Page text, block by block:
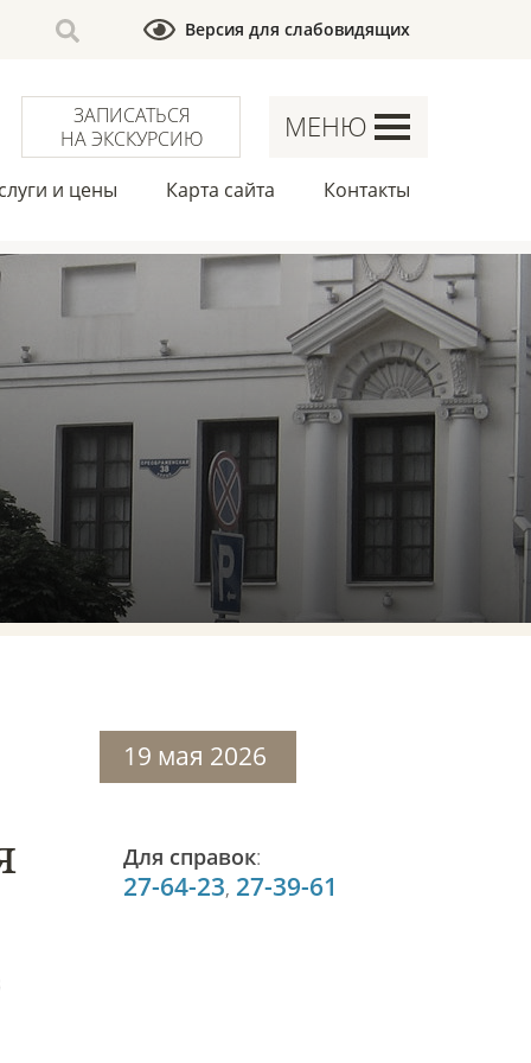
Версия для слабовидящих
ЗАПИСАТЬСЯ
НА ЭКСКУРСИЮ
МЕНЮ
и цены Карта сайта Контакты
19 мая 2026
Для справок:
27-64-23, 27-39-61